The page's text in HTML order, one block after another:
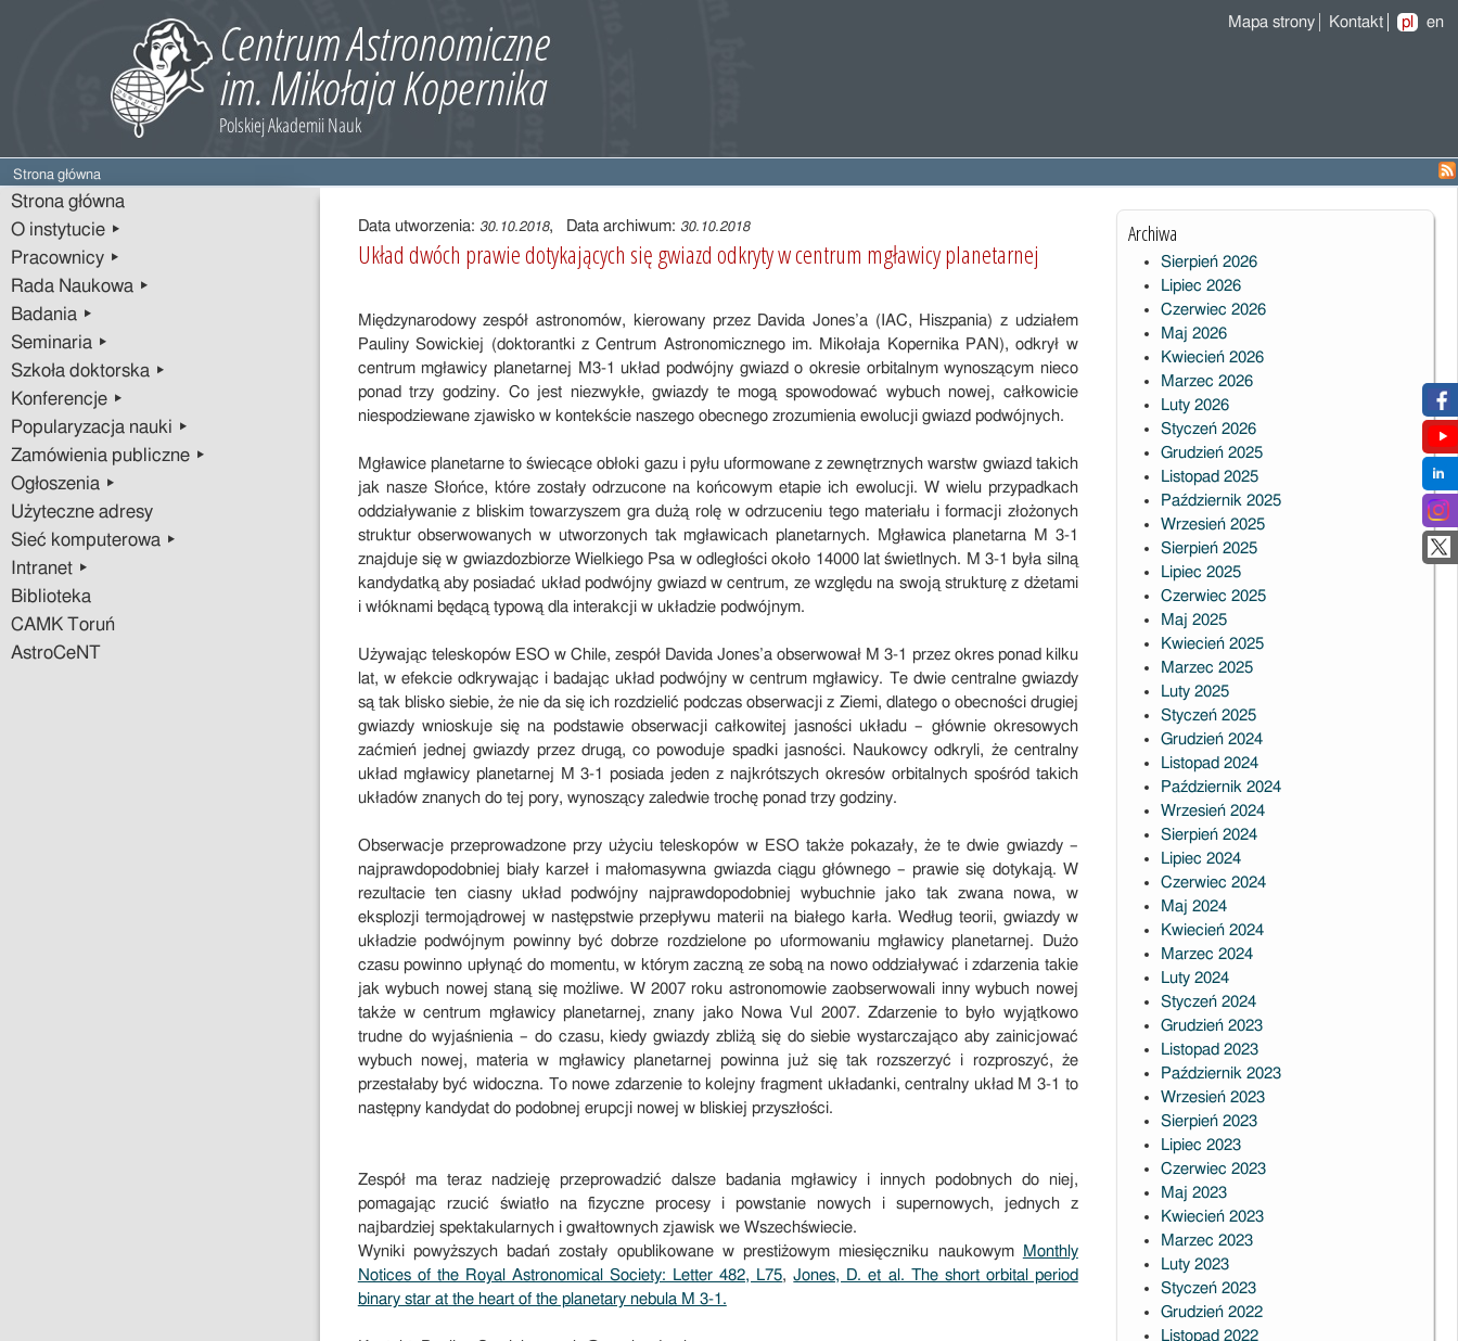
Mapa strony Kontakt pl en
Strona główna
Strona główna
O instytucie ▸
Pracownicy ▸
Rada Naukowa ▸
Badania ▸
Seminaria ▸
Szkoła doktorska ▸
Konferencje ▸
Popularyzacja nauki ▸
Zamówienia publiczne ▸
Ogłoszenia ▸
Użyteczne adresy
Sieć komputerowa ▸
Intranet ▸
Biblioteka
CAMK Toruń
AstroCeNT
Treść
wpisuData utworzenia: 30.10.2018, Data archiwum: 30.10.2018
Układ dwóch prawie dotykających się gwiazd odkryty w centrum mgławicy planetarnej
Międzynarodowy zespół astronomów, kierowany przez Davida Jones’a (IAC, Hiszpania) z udziałem
Pauliny Sowickiej (doktorantki z Centrum Astronomicznego im. Mikołaja Kopernika PAN), odkrył w
centrum mgławicy planetarnej M3-1 układ podwójny gwiazd o okresie orbitalnym wynoszącym nieco
ponad trzy godziny. Co jest niezwykłe, gwiazdy te mogą spowodować wybuch nowej, całkowicie
niespodziewane zjawisko w kontekście naszego obecnego zrozumienia ewolucji gwiazd podwójnych.
Mgławice planetarne to świecące obłoki gazu i pyłu uformowane z zewnętrznych warstw gwiazd takich
jak nasze Słońce, które zostały odrzucone na końcowym etapie ich ewolucji. W wielu przypadkach
oddziaływanie z bliskim towarzyszem gra dużą rolę w odrzuceniu tego materiału i formacji złożonych
struktur obserwowanych w utworzonych tak mgławicach planetarnych. Mgławica planetarna M 3-1
znajduje się w gwiazdozbiorze Wielkiego Psa w odległości około 14000 lat świetlnych. M 3-1 była silną
kandydatką aby posiadać układ podwójny gwiazd w centrum, ze względu na swoją strukturę z dżetami
i włóknami będącą typową dla interakcji w układzie podwójnym.
Używając teleskopów ESO w Chile, zespół Davida Jones’a obserwował M 3-1 przez okres ponad kilku
lat, w efekcie odkrywając i badając układ podwójny w centrum mgławicy. Te dwie centralne gwiazdy
są tak blisko siebie, że nie da się ich rozdzielić podczas obserwacji z Ziemi, dlatego o obecności drugiej
gwiazdy wnioskuje się na podstawie obserwacji całkowitej jasności układu – głównie okresowych
zaćmień jednej gwiazdy przez drugą, co powoduje spadki jasności. Naukowcy odkryli, że centralny
układ mgławicy planetarnej M 3-1 posiada jeden z najkrótszych okresów orbitalnych spośród takich
układów znanych do tej pory, wynoszący zaledwie trochę ponad trzy godziny.
Obserwacje przeprowadzone przy użyciu teleskopów w ESO także pokazały, że te dwie gwiazdy –
najprawdopodobniej biały karzeł i małomasywna gwiazda ciągu głównego – prawie się dotykają. W
rezultacie ten ciasny układ podwójny najprawdopodobniej wybuchnie jako tak zwana nowa, w
eksplozji termojądrowej w następstwie przepływu materii na białego karła. Według teorii, gwiazdy w
układzie podwójnym powinny być dobrze rozdzielone po uformowaniu mgławicy planetarnej. Dużo
czasu powinno upłynąć do momentu, w którym zaczną ze sobą na nowo oddziaływać i zdarzenia takie
jak wybuch nowej staną się możliwe. W 2007 roku astronomowie zaobserwowali inny wybuch nowej
także w centrum mgławicy planetarnej, znany jako Nowa Vul 2007. Zdarzenie to było wyjątkowo
trudne do wyjaśnienia – do czasu, kiedy gwiazdy zbliżą się do siebie wystarczająco aby zainicjować
wybuch nowej, materia w mgławicy planetarnej powinna już się tak rozszerzyć i rozproszyć, że
przestałaby być widoczna. To nowe zdarzenie to kolejny fragment układanki, centralny układ M 3-1 to
następny kandydat do podobnej erupcji nowej w bliskiej przyszłości.
Zespół ma teraz nadzieję przeprowadzić dalsze badania mgławicy i innych podobnych do niej,
pomagając rzucić światło na fizyczne procesy i powstanie nowych i supernowych, jednych z
najbardziej spektakularnych i gwałtownych zjawisk we Wszechświecie.
Wyniki powyższych badań zostały opublikowane w prestiżowym miesięczniku naukowym
Monthly
Notices of the Royal Astronomical Society: Letter 482, L75, Jones, D. et al. The short orbital period
binary star at the heart of the planetary nebula M 3-1.
Archiwa
Sierpień 2026
Lipiec 2026
Czerwiec 2026
Maj 2026
Kwiecień 2026
Marzec 2026
Luty 2026
Styczeń 2026
Grudzień 2025
Listopad 2025
Październik 2025
Wrzesień 2025
Sierpień 2025
Lipiec 2025
Czerwiec 2025
Maj 2025
Kwiecień 2025
Marzec 2025
Luty 2025
Styczeń 2025
Grudzień 2024
Listopad 2024
Październik 2024
Wrzesień 2024
Sierpień 2024
Lipiec 2024
Czerwiec 2024
Maj 2024
Kwiecień 2024
Marzec 2024
Luty 2024
Styczeń 2024
Grudzień 2023
Listopad 2023
Październik 2023
Wrzesień 2023
Sierpień 2023
Lipiec 2023
Czerwiec 2023
Maj 2023
Kwiecień 2023
Marzec 2023
Luty 2023
Styczeń 2023
Grudzień 2022
Listopad 2022